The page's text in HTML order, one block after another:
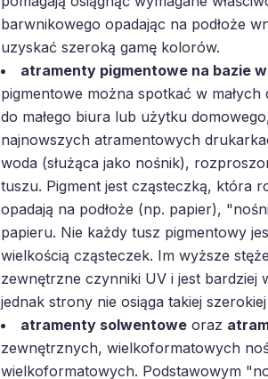
barwnikowego opadając na podłoże
uzyskać szeroką gamę kolorów.
atramenty pigmentowe na bazie
pigmentowe można spotkać w
do małego biura lub użytku
najnowszych atramentowych
woda (służąca jako nośnik),
tuszu. Pigment jest cząsteczką, która
opadają na podłoże (np. papier),
papieru. Nie każdy tusz pigmentowy
wielkością cząsteczek. Im wyższe
zewnętrzne czynniki UV i jest bardziej
jednak strony nie osiąga takiej
atramenty solwentoweoraz
zewnętrznych, wielkoformatowych
wielkoformatowych. Podstawowym